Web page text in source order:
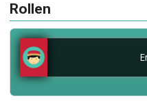
Rollen